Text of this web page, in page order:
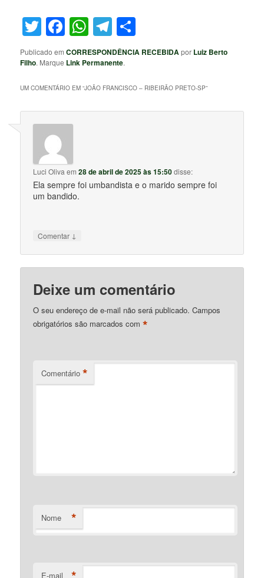
Twitter
Facebook
WhatsApp
Telegram
Publicado emCORRESPONDÊNCIA RECEBIDApor Luiz Berto
Filho. Marque Link Permanente.
UM COMENTÁRIO EM “JOÃO FRANCISCO – RIBEIRÃO PRETO-SP”
Luci Oliva em28 de abril de 2025 às 15:50disse:
Ela sempre foi umbandista e o marido sempre foi
um bandido.
Comentar ↓
Deixe um comentário
O seu endereço de e-mail não será publicado. Campos
obrigatórios são marcados com*
Comentário *
Nome *
E-mail